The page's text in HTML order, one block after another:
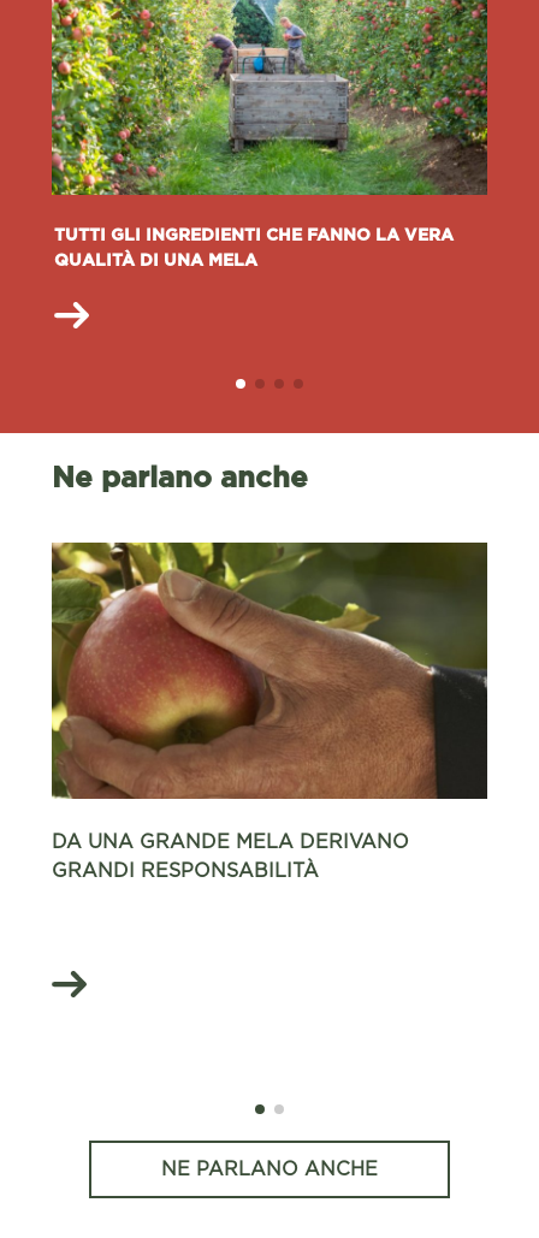
TUTTI GLI INGREDIENTI CHE FANNO LA VERA
QUALITÀ DI UNA MELA
Ne parlano anche
DA UNA GRANDE MELA DERIVANO
GRANDI RESPONSABILITÀ
NE PARLANO ANCHE